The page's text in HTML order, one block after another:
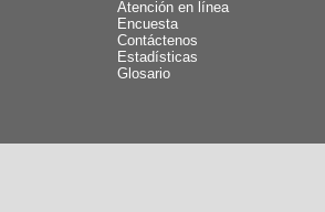
Atención en línea
Encuesta
Contáctenos
Estadísticas
Glosario